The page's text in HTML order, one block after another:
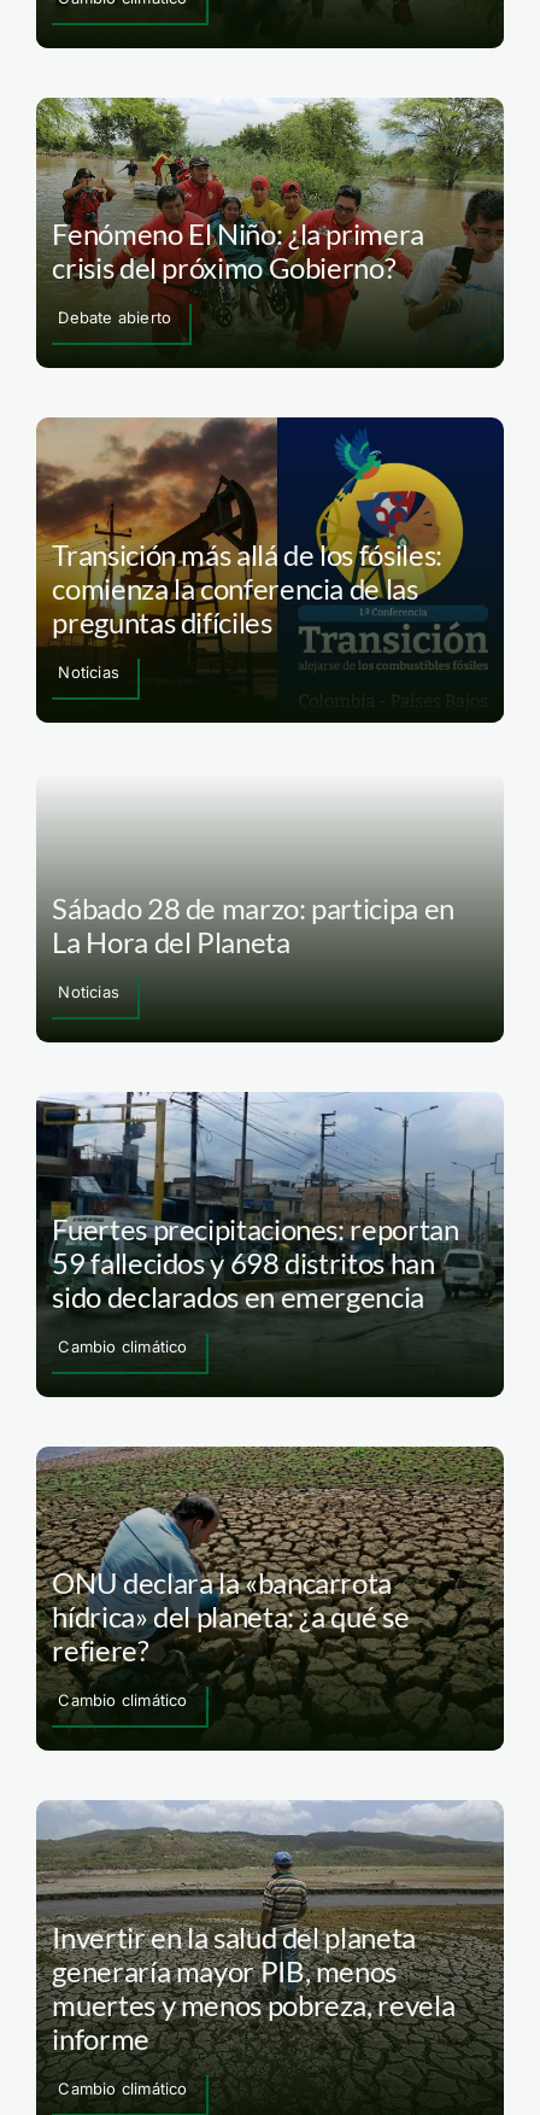
Fenómeno El Niño: ¿la primera
crisis del próximo Gobierno?
Debate abierto
Transición más allá de los fósiles:
comienza la conferencia de las
preguntas difíciles
Noticias
Sábado 28 de marzo: participa en
La Hora del Planeta
Noticias
Fuertes precipitaciones: reportan
59 fallecidos y 698 distritos han
sido declarados en emergencia
Cambio climático
ONU declara la «bancarrota
hídrica» del planeta: ¿a qué se
refiere?
Cambio climático
Invertir en la salud del planeta
generaría mayor PIB, menos
muertes y menos pobreza, revela
informe
Cambio climático